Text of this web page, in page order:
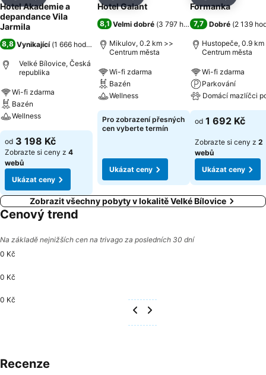
Hotel Akademie a
depandance Vila
Jarmila
8,8 Vynikající (1 666 hodnocení )
Velké Bílovice, Česká
republika
Wi-fi zdarma
Bazén
Wellness
od 3 198 Kč
Zobrazte si ceny z 4
webů
Ukázat ceny
Hotel Galant
8,1 Velmi dobré (3 797 hodnocení)
Mikulov, 0.2 km >>
Centrum města
Wi-fi zdarma
Bazén
Wellness
Pro zobrazení přesných
cen vyberte termín
Ukázat ceny
Formanka
7,7 Dobré (2 139
Hustopeče, 0.9
Centrum města
Wi-fi zdarma
Parkování
Domácí mazlíčci
od 1 692 Kč
Zobrazte si ceny z 2
webů
Ukázat ceny
Zobrazit všechny pobyty v lokalitě Velké Bílovice
Cenový trend
Na základě nejnižších cen na trivago za posledních 30 dní
0 Kč
0 Kč
0 Kč
Recenze